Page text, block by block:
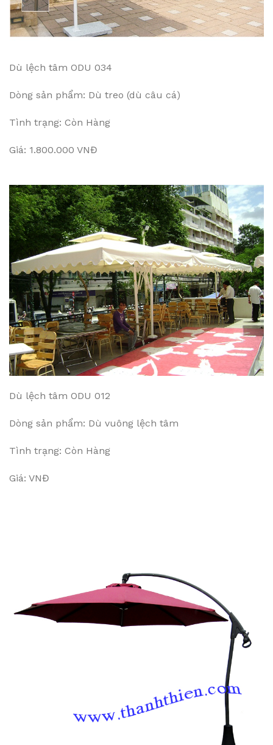
Dù lệch tâm ODU 034
Dòng sản phẩm: Dù treo (dù câu cá)
Tình trạng: Còn Hàng
Giá: 1.800.000 VNĐ
Dù lệch tâm ODU 012
Dòng sản phẩm: Dù vuông lệch tâm
Tình trạng: Còn Hàng
Giá: VNĐ